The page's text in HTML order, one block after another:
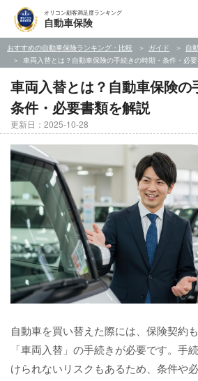
オリコン顧客満足度ランキング
自動車保険
おすすめの自動車保険ランキング・比較 ガイド
自
車両入替とは？自動車保険の手続きの時期・条件・必
車両入替とは？自動車保険の
条件・必要書類を解説
更新日：2025-10-28
自動車を買い替えた際には、保険契約
「車両入替」の手続きが必要です。手
けられないリスクもあるため、条件や